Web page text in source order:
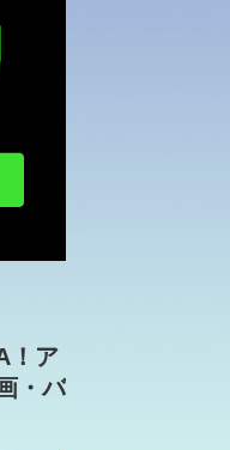
！ア
・バ